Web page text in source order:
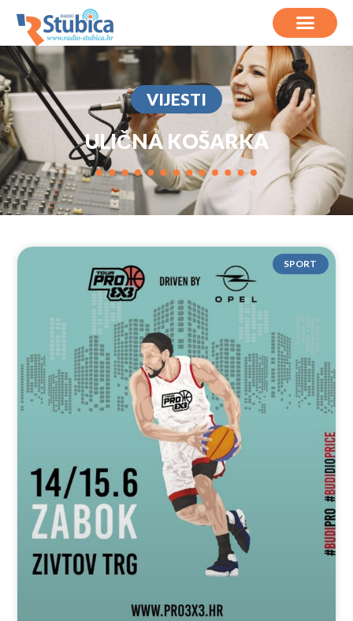
VIJESTI
ULIČNA KOŠARKA
SPORT